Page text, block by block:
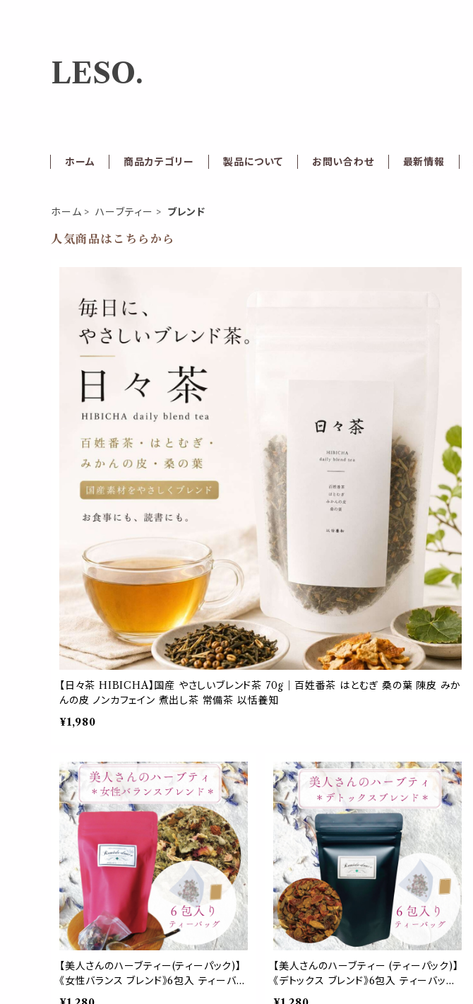
LESO.
ホーム 商品カテゴリー 製品について お問い合わせ 最新情報
ホーム ハーブティー ブレンド
人気商品はこちらから
【日々茶 HIBICHA】国産 やさしいブレンド茶 70g｜百姓番茶 はとむぎ 桑の葉 陳皮 みか
んの皮 ノンカフェイン 煮出し茶 常備茶 以恬養知
¥1,980
【美人さんのハーブティー(ティーパック)】
《女性バランス ブレンド》6包入 ティーバッ
グ レッドクローバー ラズベリーリーフ ロ
【美人さんのハーブティー (ティーパック)】
《デトックス ブレンド》6包入 ティーバッグ
ダンデライオン チコリロースト ローズヒッ